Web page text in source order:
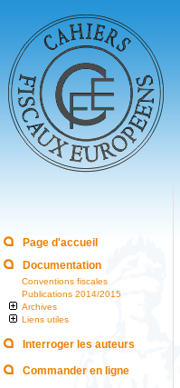
Page d'accueil
Documentation
Conventions fiscales
Publications 2014/2015
Archives
Liens utiles
Interroger les auteurs
Commander en ligne